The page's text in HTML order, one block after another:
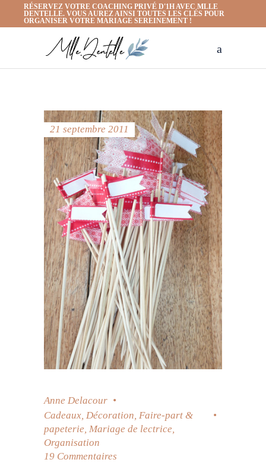
RÉSERVEZ VOTRE COACHING PRIVÉ D'1H AVEC MLLE
DENTELLE. VOUS AUREZ AINSI TOUTES LES CLÉS POUR
ORGANISER VOTRE MARIAGE SEREINEMENT !
21 septembre 2011
Anne Delacour
Cadeaux, Décoration, Faire-part &
papeterie, Mariage de lectrice,
Organisation
19 Commentaires